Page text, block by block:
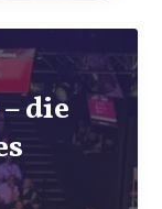
die